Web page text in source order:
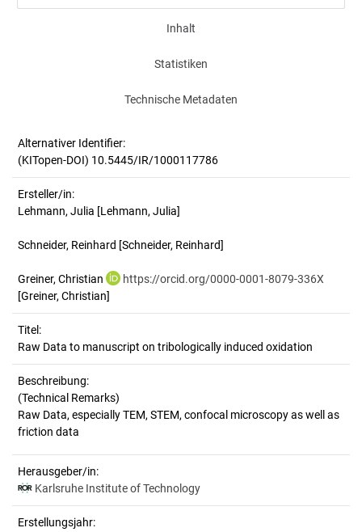
Inhalt
Statistiken
Technische Metadaten
Alternativer Identifier:
(KITopen-DOI) 10.5445/IR/1000117786
Ersteller/in:
Lehmann, Julia [Lehmann, Julia]
Schneider, Reinhard [Schneider, Reinhard]
Greiner, Christian
https://orcid.org/0000-0001-8079-336X
[Greiner, Christian]
Titel:
Raw Data to manuscript on tribologically induced oxidation
Beschreibung:
(Technical Remarks)
Raw Data, especially TEM, STEM, confocal microscopy as well as
Herausgeber/in:
Karlsruhe Institute of Technology
Erstellungsjahr: